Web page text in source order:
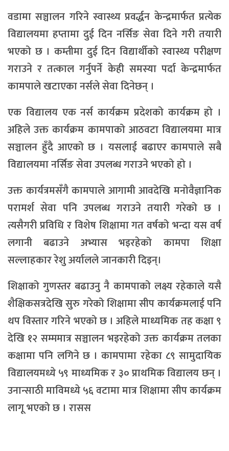
वडामा सञ्चालन गरिने स्वास्थ्य प्रवर्द्धन केन्द्रमार्फत प्रत्येक
विद्यालयमा हप्तामा दुई दिन नर्सिङ सेवा दिने गरी तयारी
भएको छ । कम्तीमा दुई दिन विद्यार्थीको स्वास्थ्य परीक्षण
गराउने र तत्काल गर्नुपर्ने केही समस्या पर्दा केन्द्रमार्फत
कामपाले खटाएका नर्सले सेवा दिनेछन् ।
एक विद्यालय एक नर्स कार्यक्रम प्रदेशको कार्यक्रम हो ।
अहिले उक्त कार्यक्रम कामपाको आठवटा विद्यालयमा मात्र
सञ्चालन हुँदै आएको छ । यसलाई बढाएर कामपाले सबै
विद्यालयमा नर्सिङ सेवा उपलब्ध गराउने भएको हो ।
उक्त कार्यत्रमसँगै कामपाले आगामी आवदेखि मनोवैज्ञानिक
परामर्श सेवा पनि उपलब्ध गराउने तयारी गरेको छ ।
त्यसैगरी प्रविधि र विशेष शिक्षामा गत वर्षको भन्दा यस वर्ष
लगानी बढाउने अभ्यास भइरहेको कामपा शिक्षा
सल्लाहकार रेशु अर्यालले जानकारी दिइन्।
शिक्षाको गुणस्तर बढाउनु नै कामपाको लक्ष्य रहेकाले यसै
शैक्षिकसत्रदेखि सुरु गरेको शिक्षामा सीप कार्यक्रमलाई पनि
थप विस्तार गरिने भएको छ । अहिले माध्यमिक तह कक्षा ९
देखि १२ सम्ममात्र सञ्चालन भइरहेको उक्त कार्यक्रम तलका
कक्षामा पनि लगिने छ । कामपामा रहेका ८९ सामुदायिक
विद्यालयमध्ये ५९ माध्यमिक र ३० प्राथमिक विद्यालय छन् ।
उनान्साठी माविमध्ये ५६ वटामा मात्र शिक्षामा सीप कार्यक्रम
लागू भएको छ । रासस